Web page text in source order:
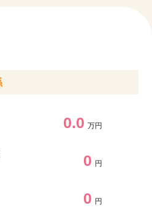
0.0 万円
0 円
0 円